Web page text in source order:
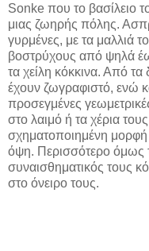
Sonke που το βασίλειο
μιας ζωηρής πόλης.
γυρμένες, με τα μαλλιά
βοστρύχους από ψηλά
τα χείλη κόκκινα. Από
έχουν ζωγραφιστό, ενώ
προσεγμένες
στο λαιμό ή τα χέρια
σχηματοποιημένη μορφή
όψη. Περισσότερο όμως
συναισθηματικός τους
στο όνειρο τους.